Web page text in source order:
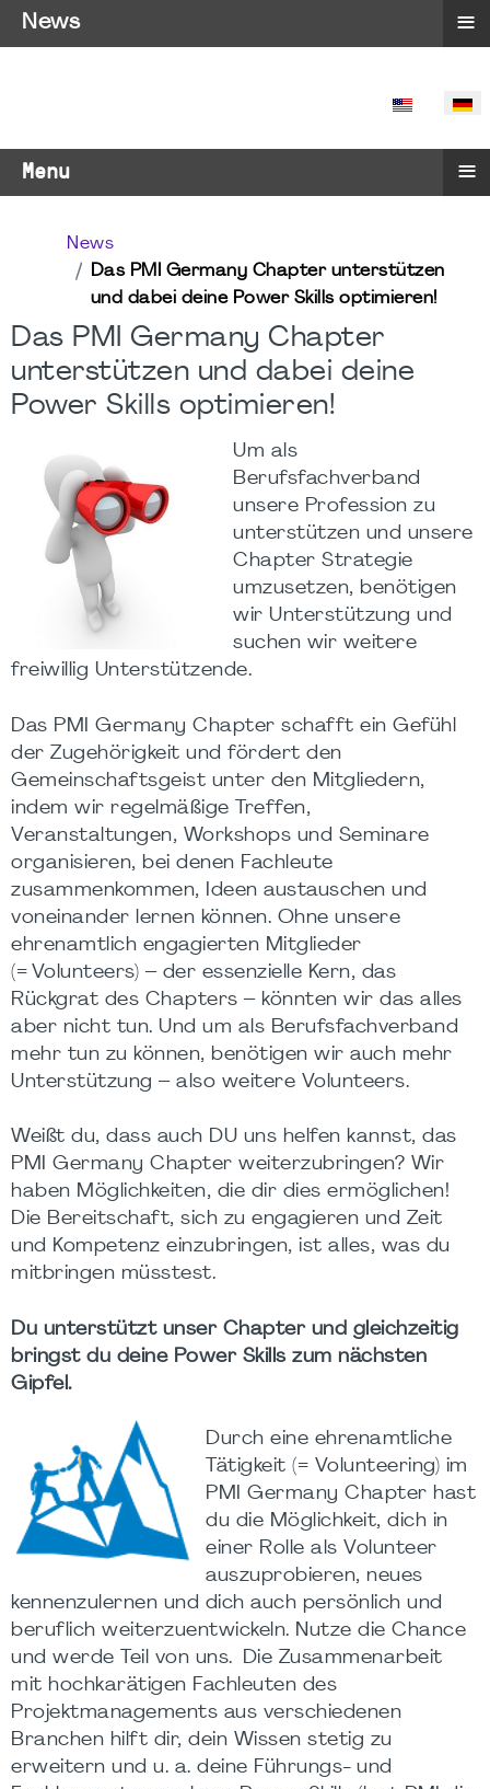
SPRACHE
Menu ≡
News
Das PMI Germany Chapter unterstützen
und dabei deine Power Skills optimieren!
Das PMI Germany Chapter
unterstützen und dabei deine
Power Skills optimieren!
Um als
Berufsfachverband
unsere Profession zu
unterstützen und unsere
Chapter Strategie
umzusetzen, benötigen
wir Unterstützung und
suchen wir weitere
freiwillig Unterstützende.
Das PMI Germany Chapter schafft ein Gefühl
der Zugehörigkeit und fördert den
Gemeinschaftsgeist unter den Mitgliedern,
indem wir regelmäßige Treffen,
Veranstaltungen, Workshops und Seminare
organisieren, bei denen Fachleute
zusammenkommen, Ideen austauschen und
voneinander lernen können. Ohne unsere
ehrenamtlich engagierten Mitglieder
(= Volunteers) – der essenzielle Kern, das
Rückgrat des Chapters – könnten wir das alles
aber nicht tun. Und um als Berufsfachverband
mehr tun zu können, benötigen wir auch mehr
Unterstützung – also weitere Volunteers.
Weißt du, dass auch DU uns helfen kannst, das
PMI Germany Chapter weiterzubringen? Wir
haben Möglichkeiten, die dir dies ermöglichen!
Die Bereitschaft, sich zu engagieren und Zeit
und Kompetenz einzubringen, ist alles, was du
mitbringen müsstest.
Du unterstützt unser Chapter und gleichzeitig
bringst du deine Power Skills zum nächsten
Gipfel.
Durch eine ehrenamtliche
Tätigkeit (= Volunteering) im
PMI Germany Chapter hast
du die Möglichkeit, dich in
einer Rolle als Volunteer
auszuprobieren, neues
kennenzulernen und dich auch persönlich und
beruflich weiterzuentwickeln. Nutze die Chance
und werde Teil von uns. Die Zusammenarbeit
mit hochkarätigen Fachleuten des
Projektmanagements aus verschiedenen
Branchen hilft dir, dein Wissen stetig zu
erweitern und u. a. deine Führungs- und
News ≡